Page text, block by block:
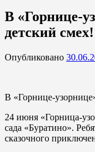
В «Горнице-
детский смех!
Опубликовано
В «Горнице-
24 июня «Горница-
сада «Буратино».
сказочного